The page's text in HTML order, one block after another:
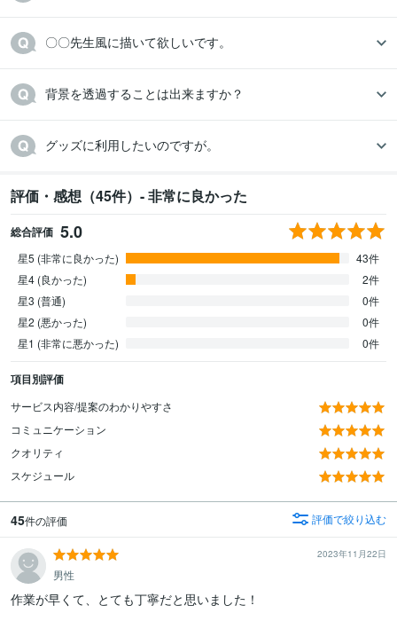
〇〇先生風に描いて欲しいです。
背景を透過することは出来ますか？
グッズに利用したいのですが。
評価・感想（45件）- 非常に良かった
総合評価 5.0
星5 (非常に良かった)
43件
星4 (良かった)
2件
星3 (普通)
0件
星2 (悪かった)
0件
星1 (非常に悪かった)
0件
項目別評価
サービス内容/提案のわかりやすさ
コミュニケーション
クオリティ
スケジュール
45件の評価 評価で絞り込む
2023年11月22日
男性
作業が早くて、とても丁寧だと思いました！